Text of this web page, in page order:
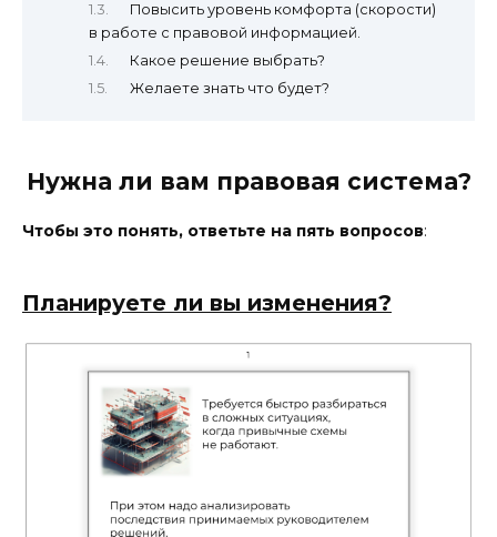
Повысить уровень комфорта (скорости)
в работе с правовой информацией.
Какое решение выбрать?
Желаете знать что будет?
Нужна ли вам правовая система?
Чтобы это понять, ответьте на пять вопросов:
Планируете ли вы изменения?